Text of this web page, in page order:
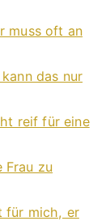
muss oft an
das nur
reif für eine
Frau zu
für mich, er